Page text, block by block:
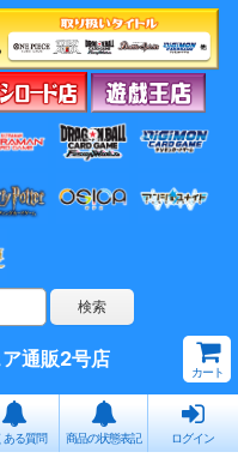
通販2号店
カート
ある質問 商品の状態表記 ログイン